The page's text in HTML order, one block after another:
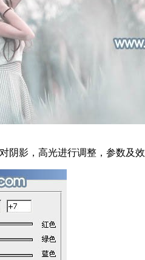
阴影，高光进行调整，参数及